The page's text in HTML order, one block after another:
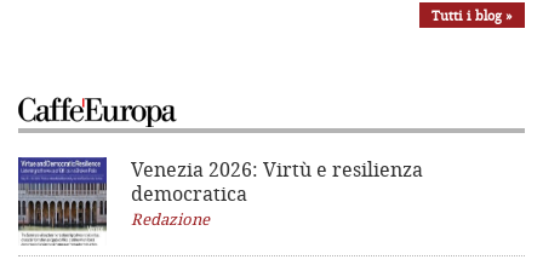
Tutti i blog »
Venezia 2026: Virtù e resilienza
democratica
Redazione